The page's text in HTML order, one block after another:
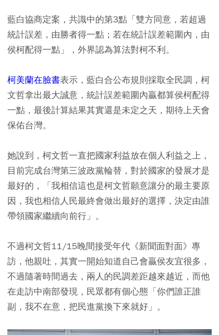
藍白協商定案，共識中的第3點「雙方同意，若超過
統計誤差，由勝者得一點；若在統計誤差範圍內，由
侯柯配得一點」，外界認為算法對柯不利。
柯美蘭在臉書表示，藍白合公布規則採取全民調，柯
文哲拿出最大誠意，統計誤差範圍內贏都算侯柯配得
一點，最後計算結果其實還是未定之天，期待上天會
保佑台灣。
她說到，柯文哲一直把國家利益放在個人利益之上，
目前完成台灣第三波政黨輪替，對於國家的發展才是
最好的，「我相信這也是柯文哲願意讓分的最主要原
因，我也相信人民最終會做出最好的選擇，決定由誰
帶領國家繼續向前行」。
不過柯文哲11/15晚間接受年代《新聞面對面》專
訪，他親吐，其實一開始知道自己會贏侯友宜很多，
不過隨著時間過去，兩人的民調差距越來越近，而他
在走訪中南部發現，民眾都有個心態「你們誰正誰
副，我不在意，把民進黨換下來就好」。